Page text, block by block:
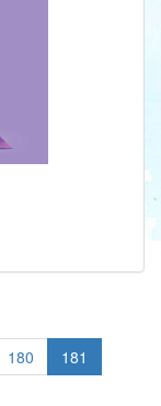
180
181